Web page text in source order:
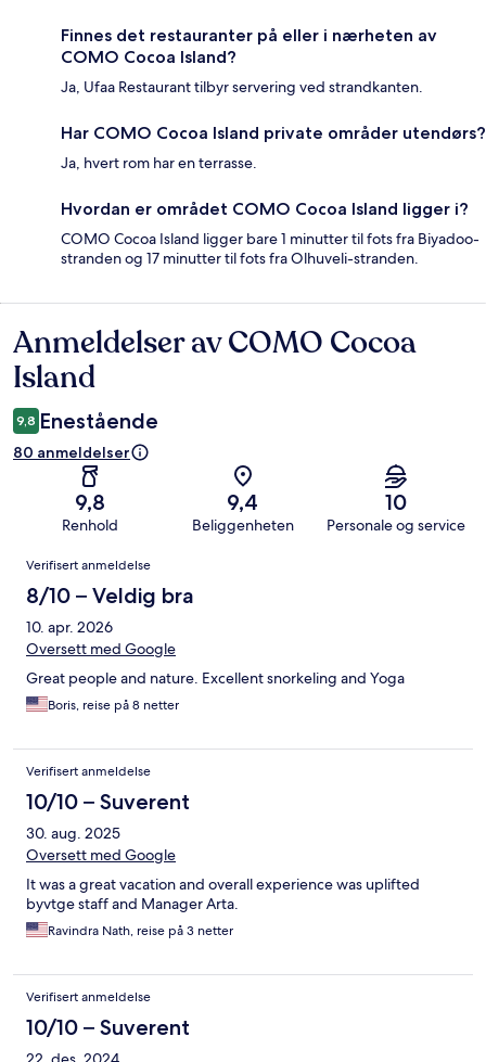
Finnes det restauranter på eller i nærheten av
COMO Cocoa Island?
Ja, Ufaa Restaurant tilbyr servering ved strandkanten.
Har COMO Cocoa Island private områder utendørs?
Ja, hvert rom har en terrasse.
Hvordan er området COMO Cocoa Island ligger i?
COMO Cocoa Island ligger bare 1 minutter til fots fra Biyadoo-
stranden og 17 minutter til fots fra Olhuveli-stranden.
Anmeldelser
Anmeldelser av COMO Cocoa
Island
9,8 Enestående
80 anmeldelser
9,8
Renhold
9,4
Beliggenheten
10
Personale og service
Anmeldelser
Verifisert anmeldelse
8/10 – Veldig bra
10. apr. 2026
Oversett med Google
Great people and nature. Excellent snorkeling and Yoga
Boris, reise på 8 netter
Verifisert anmeldelse
10/10 – Suverent
30. aug. 2025
Oversett med Google
It was a great vacation and overall experience was uplifted
byvtge staff and Manager Arta.
Ravindra Nath, reise på 3 netter
Verifisert anmeldelse
10/10 – Suverent